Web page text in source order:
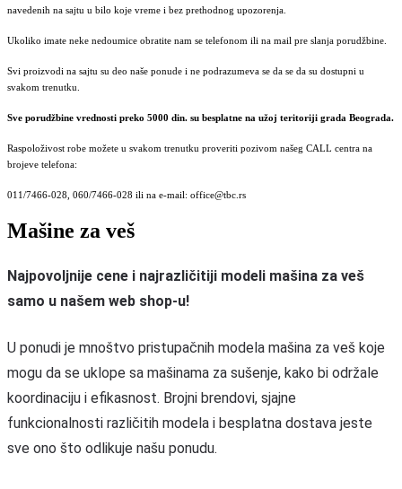
navedenih na sajtu u bilo koje vreme i bez prethodnog upozorenja.
Ukoliko imate neke nedoumice obratite nam se telefonom ili na mail pre slanja porudžbine.
Svi proizvodi na sajtu su deo naše ponude i ne podrazumeva se da se da su dostupni u
svakom trenutku.
Sve porudžbine vrednosti preko 5000 din. su besplatne na užoj teritoriji grada Beograda.
Raspoloživost robe možete u svakom trenutku proveriti pozivom našeg CALL centra na
brojeve telefona:
011/7466-028, 060/7466-028 ili na e-mail: office@tbc.rs
Mašine za veš
Najpovoljnije cene i najrazličitiji modeli mašina za veš
samo u našem web shop-u!
U ponudi je mnoštvo pristupačnih modela mašina za veš koje
mogu da se uklope sa mašinama za sušenje, kako bi održale
koordinaciju i efikasnost. Brojni brendovi, sjajne
funkcionalnosti različitih modela i besplatna dostava jeste
sve ono što odlikuje našu ponudu.